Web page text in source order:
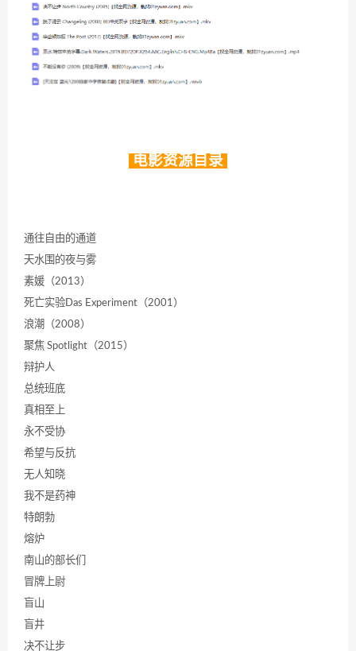
电影资源目录
通往自由的通道
天水围的夜与雾
素媛（2013）
死亡实验Das Experiment（2001）
浪潮（2008）
聚焦 Spotlight（2015）
辩护人
总统班底
真相至上
永不受协
希望与反抗
无人知晓
我不是药神
特朗勃
熔炉
南山的部长们
冒牌上尉
盲山
盲井
决不让步